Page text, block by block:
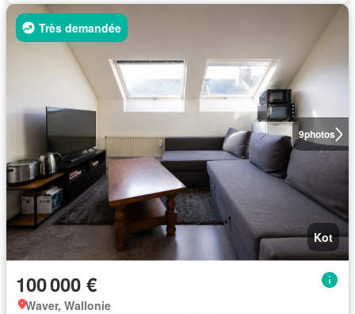
9photos
Très demandée
Kot
100 000 €
Waver, Wallonie